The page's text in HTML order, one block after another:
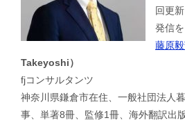
回更
発信
藤原
Takeyoshi）
fjコンサルタンツ
神奈川県鎌倉市在住、一般社団法人
事、単著8冊、監修1冊、海外翻訳出